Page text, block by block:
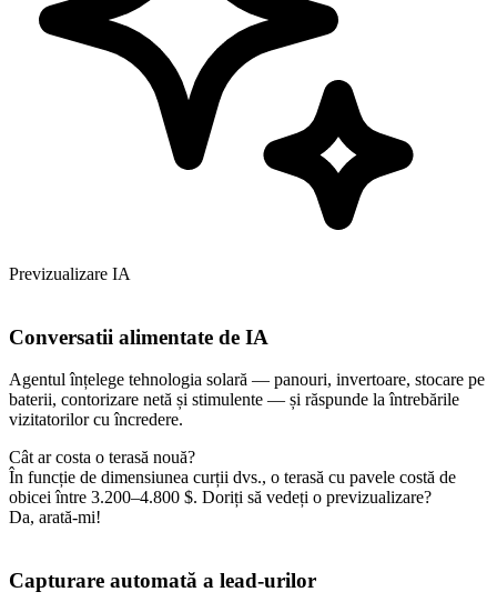
Previzualizare IA
Conversatii alimentate de IA
Agentul înțelege tehnologia solară — panouri, invertoare, stocare pe
baterii, contorizare netă și stimulente — și răspunde la întrebările
vizitatorilor cu încredere.
Cât ar costa o terasă nouă?
În funcție de dimensiunea curții dvs., o terasă cu pavele costă de
obicei între 3.200–4.800 $. Doriți să vedeți o previzualizare?
Da, arată-mi!
Capturare automată a lead-urilor